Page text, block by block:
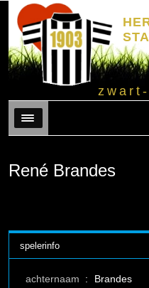
Menu
René Brandes
spelerinfo
achternaam :
Brandes